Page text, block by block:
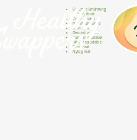
Gesunde Ernährung
Healthy food
Comida sana
Nourriture saine
Cibo sano
Gezond voedsel
Comida saudável
Menjar saludable
Sunn mat
Nyttig mat